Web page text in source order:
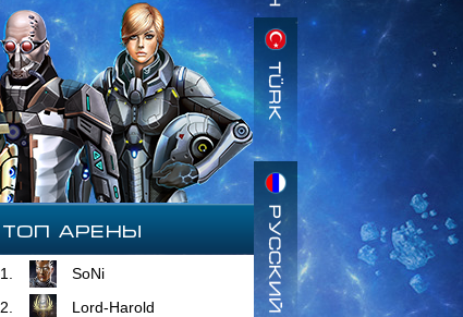
Топ Арены
1.
SoNi
2.
Lord-Harold